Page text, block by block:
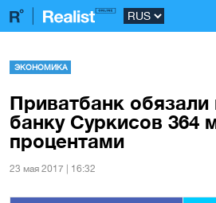
ЭКОНОМИКА
Приватбанк обязали
банку Суркисов 364
процентами
23 мая 2017 | 16:32